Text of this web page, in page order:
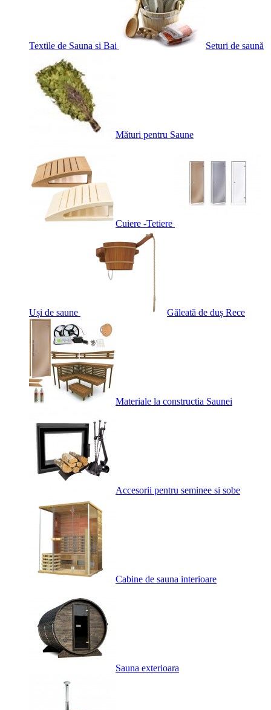
Textile de Sauna si Bai Seturi de saună
Mături pentru Saune
Cuiere -Tetiere
Uși de saune Găleată de duș Rece
Materiale la constructia Saunei
Accesorii pentru seminee si sobe
Cabine de sauna interioare
Sauna exterioara